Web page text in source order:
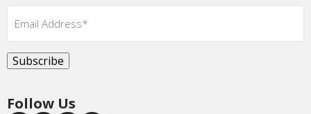
Email*
Subscribe
Follow Us